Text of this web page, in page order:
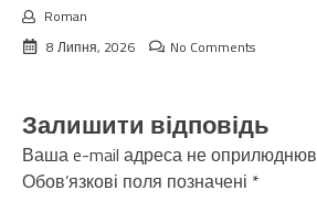
Roman
8 Липня, 2026
No Comments
Залишити відповідь
Ваша e-mail адреса не
Обов’язкові поля позначені *